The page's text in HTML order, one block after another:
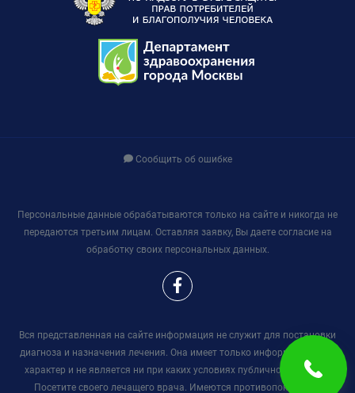
Сообщить об ошибке
Персональные данные обрабатываются только на сайте и никогда не
передаются третьим лицам. Оставляя заявку, Вы даете согласие на
обработку своих персональных данных.
Вся представленная на сайте информация не служит для постановки
диагноза и назначения лечения. Она имеет только информационный
характер и не является ни при каких условиях публичной офертой.
Посетите своего лечащего врача. Имеются противопоказания,